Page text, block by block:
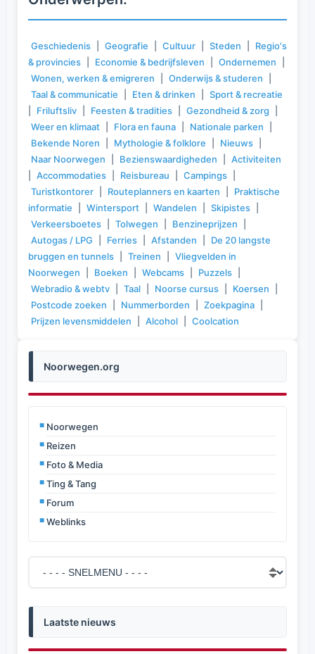
Noorwegen.org
Noorwegen
Reizen
Foto & Media
Ting & Tang
Forum
Weblinks
Laatste nieuws
Geschiedenis Geografie Cultuur Steden
Regio's
& provincies
Economie & bedrijfsleven Ondernemen
Wonen, werken & emigreren
Onderwijs & studeren
Taal & communicatie
Eten & drinken
Sport & recreatie
Friluftsliv Feesten & tradities Gezondheid & zorg
Weer en klimaat
Flora en fauna Nationale parken
Bekende Noren
Mythologie & folklore Nieuws
Naar Noorwegen
Bezienswaardigheden
Activiteiten
Accommodaties Reisbureau Campings
Turistkontorer
Routeplanners en kaarten
Praktische
informatie
Wintersport Wandelen Skipistes
Verkeersboetes
Tolwegen Benzineprijzen
Autogas / LPG
Ferries Afstanden
De 20 langste
bruggen en tunnels
Treinen
Vliegvelden in
Noorwegen
Boeken Webcams Puzzels
Webradio & webtv
Taal Noorse cursus Koersen
Postcode zoeken
Nummerborden Zoekpagina
Prijzen levensmiddelen
Alcohol Coolcation